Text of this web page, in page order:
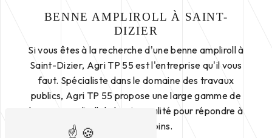
BENNE AMPLIROLL À SAINT-
DIZIER
Si vous êtes à la recherche d'une benne ampliroll à
Saint-Dizier, Agri TP 55 est l'entreprise qu'il vous
faut. Spécialiste dans le domaine des travaux
publics, Agri TP 55 propose une large gamme de
bennes ampliroll de haute qualité pour répondre à
tous vos besoins.